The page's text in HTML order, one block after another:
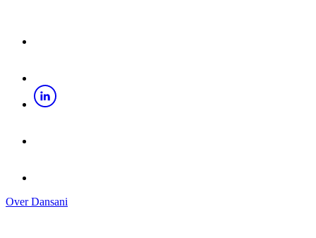
Over Dansani